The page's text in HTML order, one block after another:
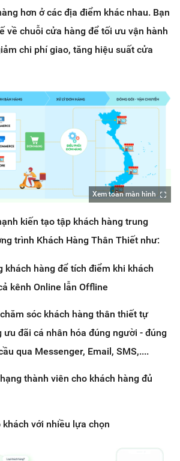
hơn ở các địa điểm khác nhau. Bạn
về chuỗi cửa hàng để tối ưu vận hành
chi phí giao, tăng hiệu suất cửa
Xem toàn màn hình
kiến tạo tập khách hàng trung
trình Khách Hàng Thân Thiết như:
khách hàng để tích điểm khi khách
kênh Online lẫn Offline
sóc khách hàng thân thiết tự
ưu đãi cá nhân hóa đúng người - đúng
qua Messenger, Email, SMS,....
thành viên cho khách hàng đủ
với nhiều lựa chọn